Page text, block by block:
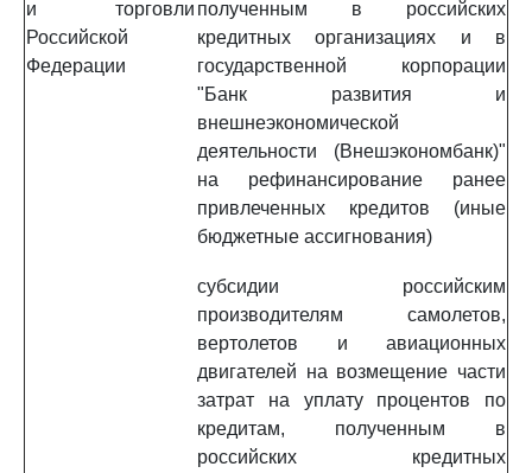
и торговли
Российской
Федерации
полученным в российских
кредитных организациях и в
государственной корпорации
"Банк развития и
внешнеэкономической
деятельности (Внешэкономбанк)"
на рефинансирование ранее
привлеченных кредитов (иные
бюджетные ассигнования)
субсидии российским
производителям самолетов,
вертолетов и авиационных
двигателей на возмещение части
затрат на уплату процентов по
кредитам, полученным в
российских кредитных